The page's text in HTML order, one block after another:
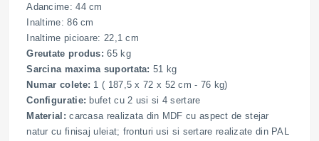
Adancime: 44 cm
Inaltime: 86 cm
Inaltime picioare: 22,1 cm
Greutate produs: 65 kg
Sarcina maxima suportata:51 kg
Numar colete: 1 ( 187,5 x 72 x 52 cm - 76 kg)
Configuratie: bufet cu 2 usi si 4 sertare
Material: carcasa realizata din MDF cu aspect de stejar
natur cu finisaj uleiat; fronturi usi si sertare realizate din PAL